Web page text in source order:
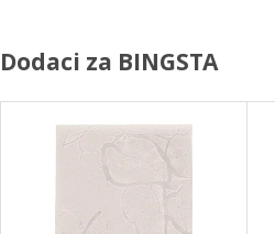
Dodaci za BINGSTA